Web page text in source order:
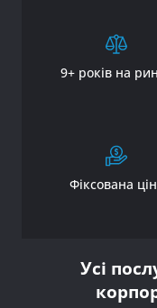
9+ років на
Фіксована
Усі